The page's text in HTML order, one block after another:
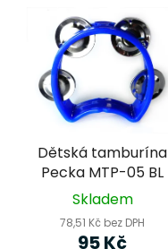
Dětská tamburína
Pecka MTP-05 BL
Skladem
78,51 Kč bez DPH
95 Kč